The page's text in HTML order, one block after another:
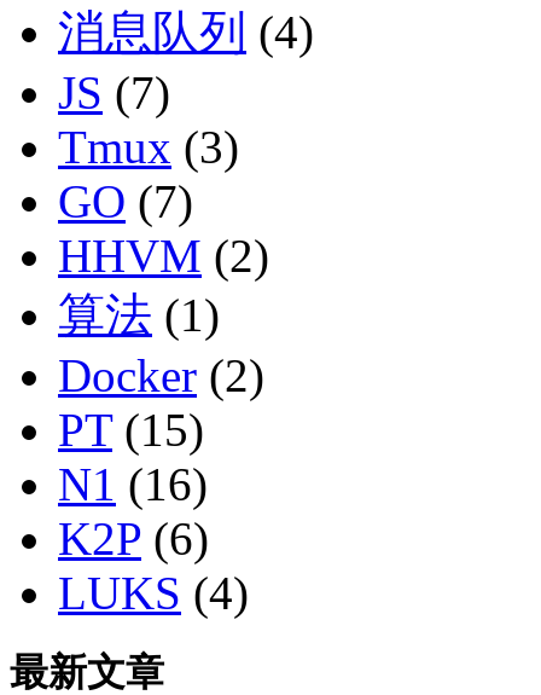
消息队列 (4)
JS (7)
Tmux (3)
GO (7)
HHVM (2)
算法 (1)
Docker (2)
PT(15)
N1 (16)
K2P (6)
LUKS (4)
最新文章